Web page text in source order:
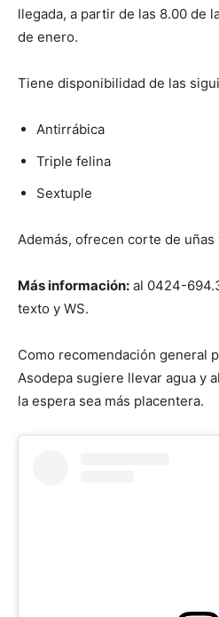
llegada, a partir de las 8.00 de
de enero.
Tiene disponibilidad de las
Antirrábica
Triple felina
Sextuple
Además, ofrecen corte de
Más información: al 0424-
texto y WS.
Como recomendación general
Asodepa sugiere llevar agua y
la espera sea más placentera.